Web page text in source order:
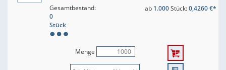
Gesamtbestand:
0
Stück
ab 1.000Stück:0,4260 €*
Menge